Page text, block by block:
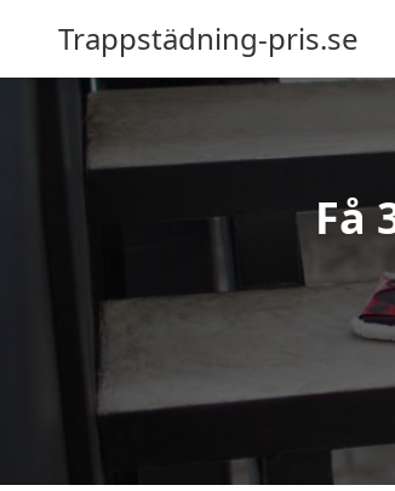
Trappstädning-pris.se
Få